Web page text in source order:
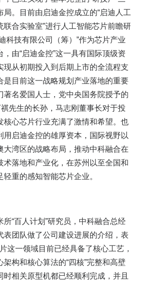
局。目前由启迪金控成立的“启迪人工
联合实验室”进行人工智能芯片前瞻研
科技有限公司（筹）”作为芯片产业
，由“启迪金控”这一具有国际顶级资
现从初期投入到后期上市的全流程支
是目前这一战略规划产业落地的重要
著名爱国人士，党中央国务院授予的
祺先生的长孙，马志刚董事长对于投
核心芯片行业充满了激情和希望。也
用启迪金控的雄厚资本，国际视野以
大湾区的战略布局，推动中科融合在
术落地和产业化，在苏州以至全国和
重的感知智能芯片企业。
所“百人计划”研究员，中科融合总经
表团队做了公司建设进展的介绍，表
这一领域目前已经具备了核心工艺，
架构和核心算法的“四核”完整和高壁
时相关原型机都已经顺利完成，并且